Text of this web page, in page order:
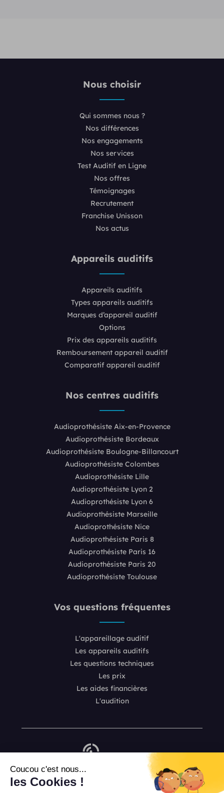
Coucou c'est nous...
les Cookies !
Nous choisir
Qui sommes nous ?
Nos différences
Nos engagements
Nos services
Test Auditif en Ligne
Nos offres
Témoignages
Recrutement
Franchise Unisson
Nos actus
Appareils auditifs
Appareils auditifs
Types appareils auditifs
Marques d’appareil auditif
Options
Prix des appareils auditifs
Remboursement appareil auditif
Comparatif appareil auditif
Nos centres auditifs
Audioprothésiste Aix-en-Provence
Audioprothésiste Bordeaux
Audioprothésiste Boulogne-Billancourt
Audioprothésiste Colombes
Audioprothésiste Lille
Audioprothésiste Lyon 2
Audioprothésiste Lyon 6
Audioprothésiste Marseille
Audioprothésiste Nice
Audioprothésiste Paris 8
Audioprothésiste Paris 16
Audioprothésiste Paris 20
Audioprothésiste Toulouse
Vos questions fréquentes
L'appareillage auditif
Les appareils auditifs
Les questions techniques
Les prix
Les aides financières
L'audition